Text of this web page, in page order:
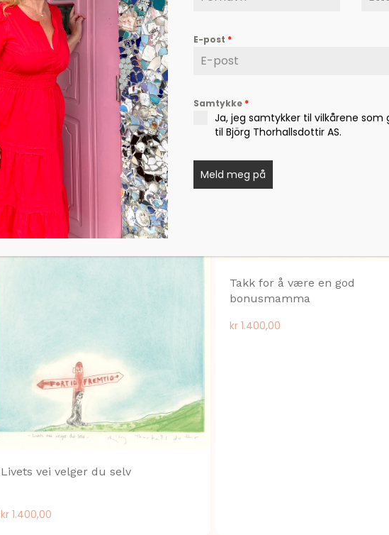
Livets vei velger du selv
kr 1.400,00
Takk for å være en god
bonusmamma
kr1.400,00
E-post *
Samtykke *
Ja, jeg samtykker til vilkårene
til Björg Thorhallsdottir AS.
Meld meg på